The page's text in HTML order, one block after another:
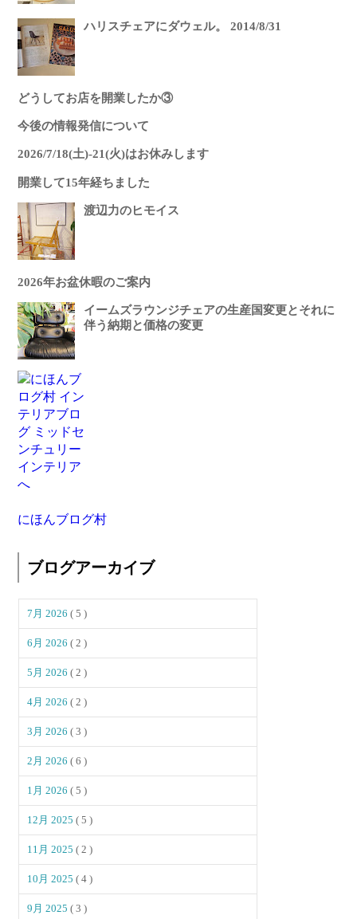
ハリスチェアにダウェル。 2014/8/31
どうしてお店を開業したか③
今後の情報発信について
2026/7/18(土)-21(火)はお休みします
開業して15年経ちました
渡辺力のヒモイス
2026年お盆休暇のご案内
イームズラウンジチェアの生産国変更とそれに
伴う納期と価格の変更
にほんブログ村
ブログアーカイブ
7月 2026( 5 )
6月 2026( 2 )
5月 2026( 2 )
4月 2026( 2 )
3月 2026( 3 )
2月 2026( 6 )
1月 2026( 5 )
12月 2025( 5 )
11月 2025( 2 )
10月 2025( 4 )
9月 2025( 3 )